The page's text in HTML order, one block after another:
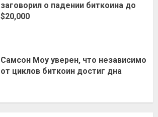
заговорил о падении биткоина до
$20,000
Самсон Моу уверен, что независимо
от циклов биткоин достиг дна